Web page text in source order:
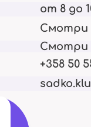
сами ставим
от 8 до
Смотри
Смотри
+358 50